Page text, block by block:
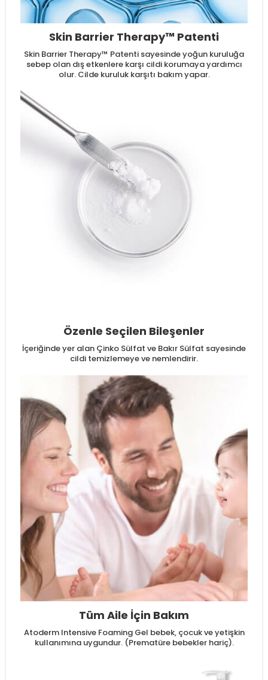
Skin Barrier Therapy™ Patenti
Skin Barrier Therapy™ Patenti sayesinde yoğun kuruluğa
sebep olan dış etkenlere karşı cildi korumaya yardımcı
olur. Cilde kuruluk karşıtı bakım yapar.
Özenle Seçilen Bileşenler
İçeriğinde yer alan Çinko Sülfat ve Bakır Sülfat sayesinde
cildi temizlemeye ve nemlendirir.
Tüm Aile İçin Bakım
Atoderm Intensive Foaming Gel bebek, çocuk ve yetişkin
kullanımına uygundur. (Prematüre bebekler hariç).